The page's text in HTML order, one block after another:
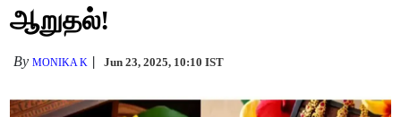
ஆறுதல்!
ByMONIKA K Jun 23, 2025, 10:10 IST